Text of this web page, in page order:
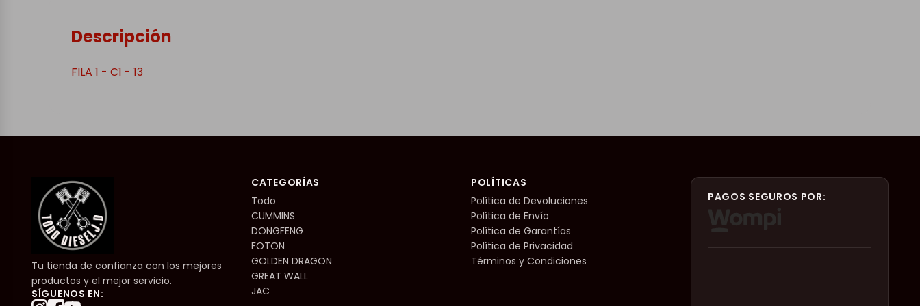
Descripción
FILA 1 - C1 - 13
Tu tienda de confianza con los mejores
productos y el mejor servicio.
SÍGUENOS EN:
CATEGORÍAS
Todo
CUMMINS
DONGFENG
FOTON
GOLDEN DRAGON
GREAT WALL
JAC
POLÍTICAS
Política de Devoluciones
Política de Envío
Política de Garantías
Política de Privacidad
Términos y Condiciones
PAGOS SEGUROS POR: